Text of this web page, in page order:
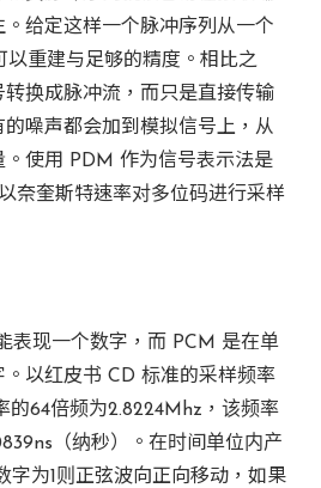
给定这样一个脉冲序列从一个
以重建与足够的精度。相比之
转换成脉冲流，而只是直接传输
噪声都会加到模拟信号上，从
。使用 PDM 作为信号表示法是
奈奎斯特速率对多位码进行采样
表现一个数字，而 PCM 是在单
以红皮书 CD 标准的采样频率
的64倍频为2.8224Mhz，该频率
（纳秒）。在时间单位内产
字为1则正弦波向正向移动，如果